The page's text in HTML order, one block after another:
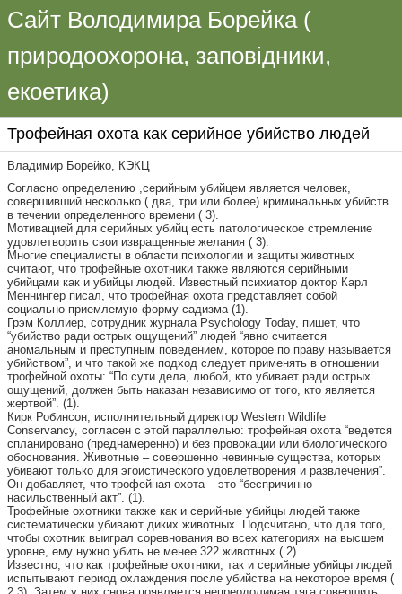
Сайт Володимира Борейка (
природоохорона, заповідники,
екоетика)
Трофейная охота как серийное убийство людей
Владимир Борейко, КЭКЦ
Согласно определению ,серийным убийцем является человек,
совершивший несколько ( два, три или более) криминальных убийств
в течении определенного времени ( 3).
Мотивацией для серийных убийц есть патологическое стремление
удовлетворить свои извращенные желания ( 3).
Многие специалисты в области психологии и защиты животных
считают, что трофейные охотники также являются серийными
убийцами как и убийцы людей. Известный психиатор доктор Карл
Меннингер писал, что трофейная охота представляет собой
социально приемлемую форму садизма (1).
Грэм Коллиер, сотрудник журнала Psychology Today, пишет, что
“убийство ради острых ощущений” людей “явно считается
аномальным и преступным поведением, которое по праву называется
убийством”, и что такой же подход следует применять в отношении
трофейной охоты: “По сути дела, любой, кто убивает ради острых
ощущений, должен быть наказан независимо от того, кто является
жертвой”. (1).
Кирк Робинсон, исполнительный директор Western Wildlife
Conservancy, согласен с этой параллелью: трофейная охота “ведется
спланировано (преднамеренно) и без провокации или биологического
обоснования. Животные – совершенно невинные существа, которых
убивают только для эгоистического удовлетворения и развлечения”.
Он добавляет, что трофейная охота – это “беспричинно
насильственный акт”. (1).
Трофейные охотники также как и серийные убийцы людей также
систематически убивают диких животных. Подсчитано, что для того,
чтобы охотник выиграл соревнования во всех категориях на высшем
уровне, ему нужно убить не менее 322 животных ( 2).
Известно, что как трофейные охотники, так и серийные убийцы людей
испытывают период охлаждения после убийства на некоторое время (